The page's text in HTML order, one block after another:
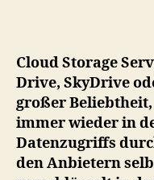
Cloud Storage
Drive, SkyDrive
großer
immer wieder in
Datenzugriffs
den Anbietern